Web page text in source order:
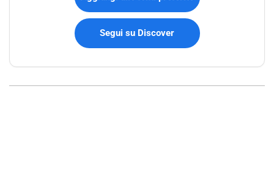
Segui su Discover